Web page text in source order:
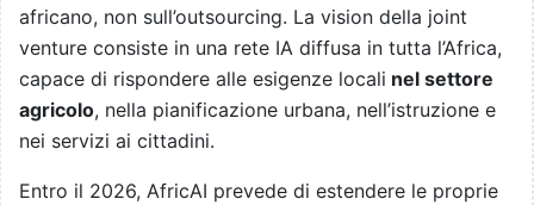
africano, non sull’outsourcing. La vision della joint
venture consiste in una rete IA diffusa in tutta l’Africa,
capace di rispondere alle esigenze locali nel settore
agricolo, nella pianificazione urbana, nell’istruzione e
nei servizi ai cittadini.
Entro il 2026, AfricAI prevede di estendere le proprie